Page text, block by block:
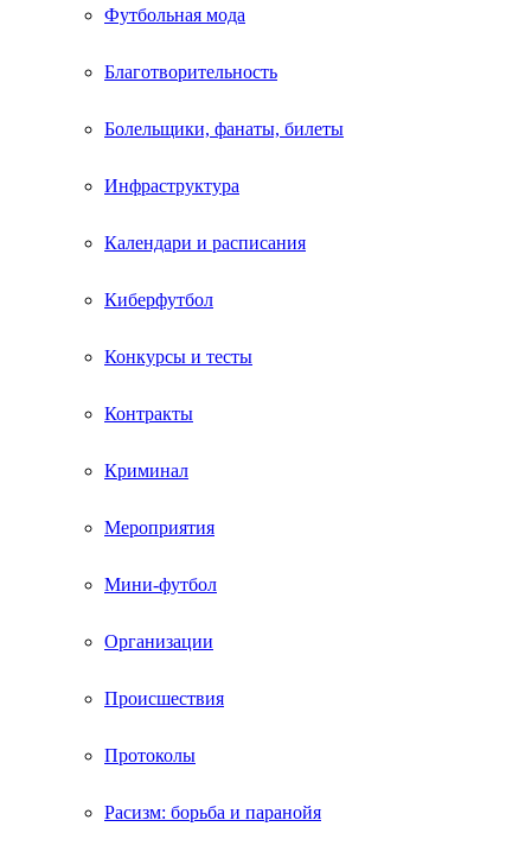
Футбольная мода
Благотворительность
Болельщики, фанаты, билеты
Инфраструктура
Календари и расписания
Киберфутбол
Конкурсы и тесты
Контракты
Криминал
Мероприятия
Мини-футбол
Организации
Происшествия
Протоколы
Расизм: борьба и паранойя